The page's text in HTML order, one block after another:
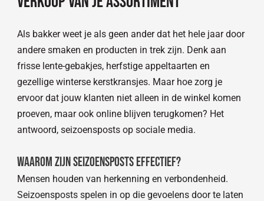
Als bakker weet je als geen ander dat het hele jaar door
andere smaken en producten in trek zijn. Denk aan
frisse lente-gebakjes, herfstige appeltaarten en
gezellige winterse kerstkransjes. Maar hoe zorg je
ervoor dat jouw klanten niet alleen in de winkel komen
proeven, maar ook online blijven terugkomen? Het
antwoord, seizoensposts op sociale media.
Waarom zijn seizoensposts effectief?
Mensen houden van herkenning en verbondenheid.
Seizoensposts spelen in op die gevoelens door te laten